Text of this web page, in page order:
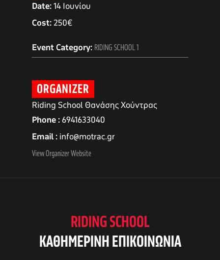
Date:14 Ιουνίου
Cost:250€
Event Category: RIDING SCHOOL 1
ORGANIZER
Riding School Θανάσης Χούντρας
Phone 6941633040
Email info@motrac.gr
View Organizer Website
RIDING SCHOOL
KAΘΗΜΕΡΙΝΗ ΕΠΙΚΟΙΝΩΝΙΑ